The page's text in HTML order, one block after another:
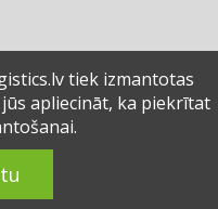
tiesības aizsargātas.
tiek izmantotas
apliecināt, ka piekrītat